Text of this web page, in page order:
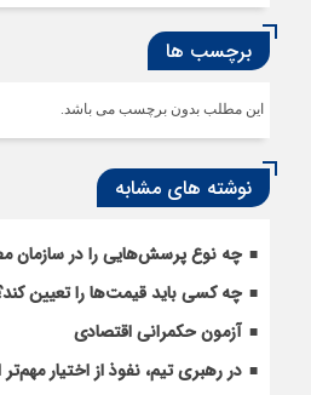
برچسب ها
این مطلب بدون برچسب می باشد.
نوشته های مشابه
چه نوع پرسش‌هایی را در سازمان
چه کسی باید قیمت‌ها را تعیین
آزمون حکمرانی اقتصادی
در رهبری تیم، نفوذ از اختیار